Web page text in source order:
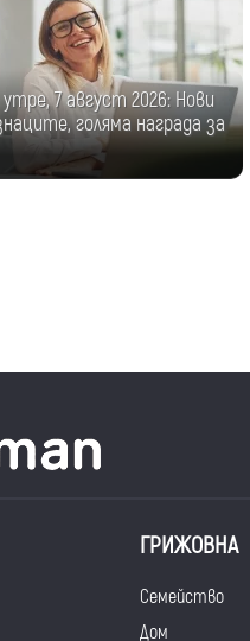
7 август 2026: Нови
голяма награда за
ГРИЖОВНА
Семейство
Дом